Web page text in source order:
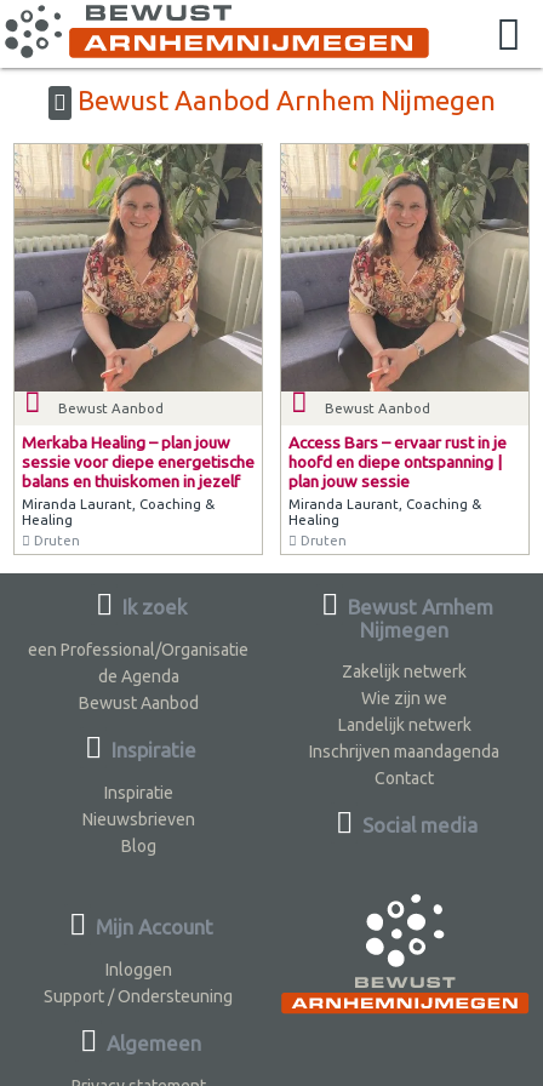
Bewust Aanbod Arnhem Nijmegen
Bewust Aanbod
Merkaba Healing – plan jouw
sessie voor diepe energetische
balans en thuiskomen in jezelf
Miranda Laurant, Coaching &
Healing
Druten
Bewust Aanbod
Access Bars – ervaar rust in je
hoofd en diepe ontspanning |
plan jouw sessie
Miranda Laurant, Coaching &
Healing
Druten
Ik zoek
een Professional/Organisatie
de Agenda
Bewust Aanbod
Inspiratie
Inspiratie
Nieuwsbrieven
Blog
Bewust Arnhem
Nijmegen
Zakelijk netwerk
Wie zijn we
Landelijk netwerk
Inschrijven maandagenda
Contact
Social media
Mijn Account
Inloggen
Support / Ondersteuning
Algemeen